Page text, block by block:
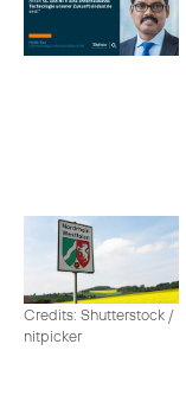
Credits: Shutterstock /
nitpicker